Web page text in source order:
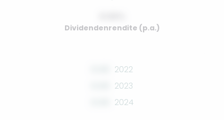
Dividendenrendite (p.a.)
2022
2023
2024